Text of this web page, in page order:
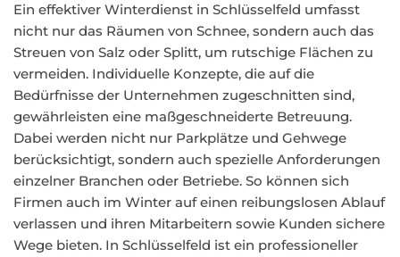
Ein effektiver Winterdienst in Schlüsselfeld umfasst
nicht nur das Räumen von Schnee, sondern auch das
Streuen von Salz oder Splitt, um rutschige Flächen zu
vermeiden. Individuelle Konzepte, die auf die
Bedürfnisse der Unternehmen zugeschnitten sind,
gewährleisten eine maßgeschneiderte Betreuung.
Dabei werden nicht nur Parkplätze und Gehwege
berücksichtigt, sondern auch spezielle Anforderungen
einzelner Branchen oder Betriebe. So können sich
Firmen auch im Winter auf einen reibungslosen Ablauf
verlassen und ihren Mitarbeitern sowie Kunden sichere
Wege bieten. In Schlüsselfeld ist ein professioneller